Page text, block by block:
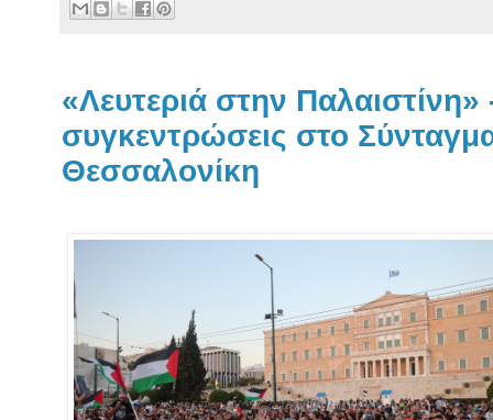
«Λευτεριά στην
συγκεντρώσεις στο
Θεσσαλονίκη